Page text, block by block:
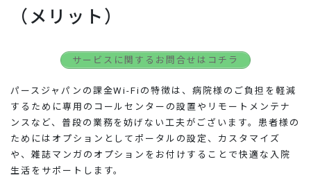
（メリット）
サービスに関するお問合せはコチラ
パースジャパンの課金Wi-Fiの特徴は、病院様のご負担を軽減
するために専用のコールセンターの設置やリモートメンテナ
ンスなど、普段の業務を妨げない工夫がございます。患者様の
ためにはオプションとしてポータルの設定、カスタマイズ
や、雑誌マンガのオプションをお付けすることで快適な入院
生活をサポートします。